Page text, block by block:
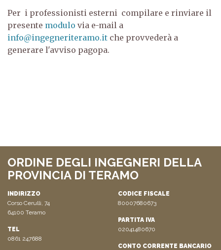
Per i professionisti esterni compilare e rinviare il
presente modulo via e-mail a
info@ingegneriteramo.it che provvederà a
generare l'avviso pagopa.
ORDINE DEGLI INGEGNERI DELLA
PROVINCIA DI TERAMO
INDIRIZZO
Corso Cerulli, 74
64100 Teramo
TEL
0861 247688
CODICE FISCALE
80007680673
PARTITA IVA
02041480670
CONTO CORRENTE BANCARIO